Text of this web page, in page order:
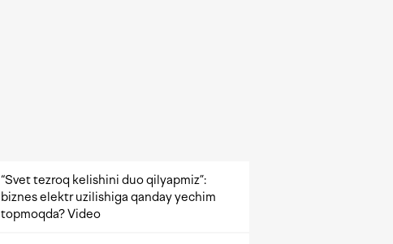
“Svet tezroq kelishini duo qilyapmiz”:
biznes elektr uzilishiga qanday yechim
topmoqda? Video